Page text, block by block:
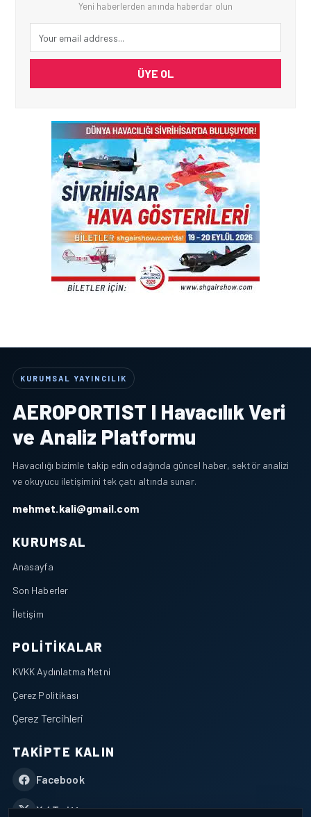
Yeni haberlerden anında haberdar olun
ÜYE OL
KURUMSAL YAYINCILIK
AEROPORTIST I Havacılık Veri
ve Analiz Platformu
Havacılığı bizimle takip edin odağında güncel haber, sektör analizi
ve okuyucu iletişimini tek çatı altında sunar.
mehmet.kali@gmail.com
KURUMSAL
Anasayfa
Son Haberler
İletişim
POLITIKALAR
KVKK Aydınlatma Metni
Çerez Politikası
Çerez Tercihleri
TAKIPTE KALIN
Facebook
X / Twitter